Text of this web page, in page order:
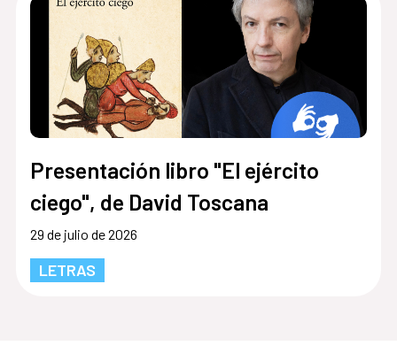
Presentación libro "El ejército
ciego", de David Toscana
29 de julio de 2026
LETRAS